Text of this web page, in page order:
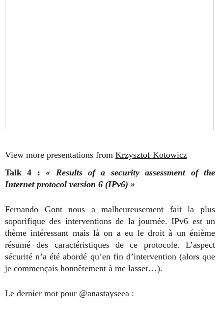
View more presentations from Krzysztof Kotowicz
Talk 4 :« Results of a security assessment of the
Internet protocol version 6 (IPv6) »
Fernando Gontnous a malheureusement fait la plus
soporifique des interventions de la journée. IPv6 est un
thème intéressant mais là on a eu le droit à un énième
résumé des caractéristiques de ce protocole. L’aspect
sécurité n’a été abordé qu’en fin d’intervention (alors que
je commençais honnêtement à me lasser…).
Le dernier mot pour @anastayseea :